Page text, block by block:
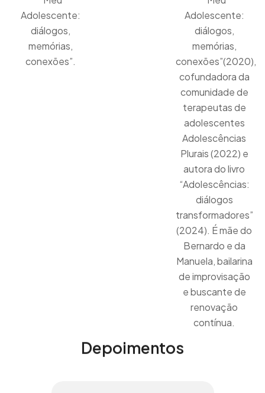
Adolescente:
diálogos,
memórias,
conexões”.
Adolescente:
diálogos,
memórias,
conexões”(2020),
cofundadora da
comunidade de
terapeutas de
adolescentes
Adolescências
Plurais (2022) e
autora do livro
“Adolescências:
diálogos
transformadores”
(2024). É mãe do
Bernardo e da
Manuela, bailarina
de improvisação
e buscante de
renovação
contínua.
Depoimentos